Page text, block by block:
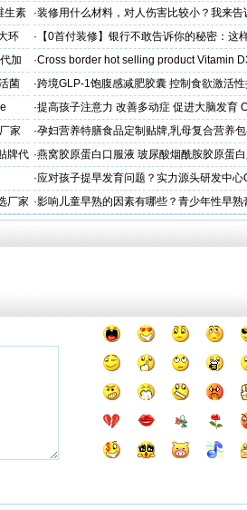
业制造商
生素
·装修用什么材料，对人伤害比较小？我来告
环
· 【0首付装修】银行不敢告诉你的秘密：这
贷，月供少还30%！
加
·Cross border hot selling product Vitamin
菌
·跨境GLP-1饱腹感减肥胶囊 控制食欲激活性
·提高孩子注意力 改善多动症 促进大脑发育
家 ·孕妇营养特膳食品定制贴牌,乳母复合营养
工厂
牌代 ·燕窝胶原蛋白口服液 玻尿酸烟酰胺胶原蛋
牌
·应对孩子提早发育问题？实力源头研发中心
答案
厂家 ·影响儿童早熟的因素有哪些？青少年性早熟
代工厂